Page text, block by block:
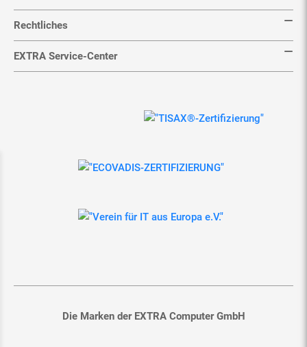
EXTRA Service-Center
Die Marken der EXTRA Computer GmbH